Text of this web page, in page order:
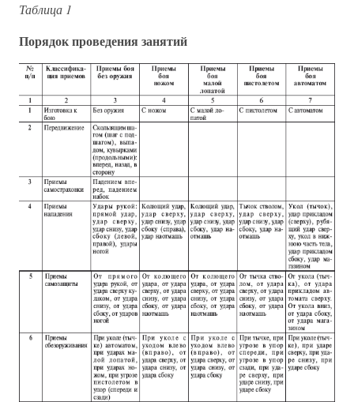
Таблица 1
Порядок проведения занятий